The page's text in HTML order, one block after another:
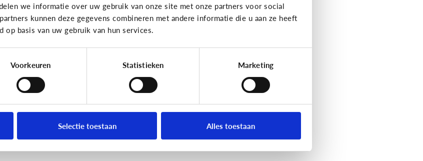
we informatie over uw gebruik van onze site met onze partners voor social
kunnen deze gegevens combineren met andere informatie die u aan ze heeft
op basis van uw gebruik van hun services.
Voorkeuren Statistieken Marketing
Selectie toestaan Alles toestaan